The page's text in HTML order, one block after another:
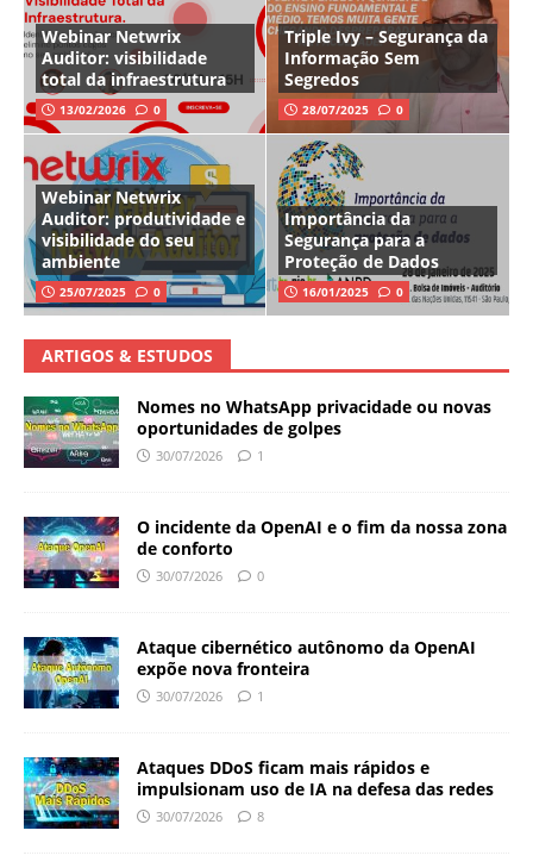
Webinar Netwrix
Auditor: visibilidade
total da infraestrutura
13/02/2026 0
Triple Ivy – Segurança da
Informação Sem
Segredos
28/07/2025 0
Webinar Netwrix
Auditor: produtividade e
visibilidade do seu
ambiente
25/07/2025 0
Importância da
Segurança para a
Proteção de Dados
16/01/2025 0
ARTIGOS & ESTUDOS
Nomes no WhatsApp privacidade ou novas
oportunidades de golpes
30/07/2026 1
O incidente da OpenAI e o fim da nossa zona
de conforto
30/07/2026 0
Ataque cibernético autônomo da OpenAI
expõe nova fronteira
30/07/2026 1
Ataques DDoS ficam mais rápidos e
impulsionam uso de IA na defesa das redes
30/07/2026 8